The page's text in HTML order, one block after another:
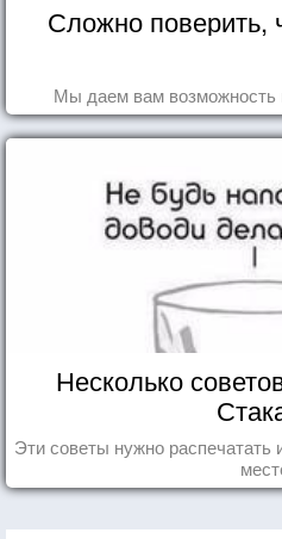
Сложно поверить,
Мы даем вам возможность
Несколько
Эти советы нужно распечатать